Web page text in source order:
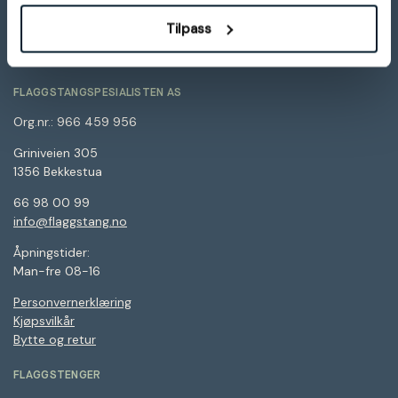
Tilpass
FLAGGSTANGSPESIALISTEN AS
Org.nr.: 966 459 956
Griniveien 305
1356 Bekkestua
66 98 00 99
info@flaggstang.no
Åpningstider:
Man-fre 08-16
Personvernerklæring
Kjøpsvilkår
Bytte og retur
FLAGGSTENGER